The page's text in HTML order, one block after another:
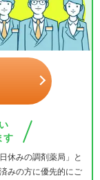
す
休みの調剤薬局」と
みの方に優先的にご